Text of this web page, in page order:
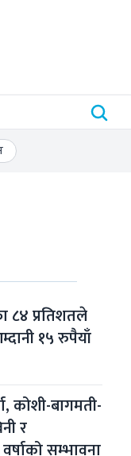
८४ प्रतिशतले
१५ रुपैयाँ
कोशी-बागमती-
र